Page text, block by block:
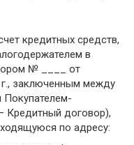
кредитных средств,
в
№ ____ от
заключенным между
Кредитный договор),
по адресу: